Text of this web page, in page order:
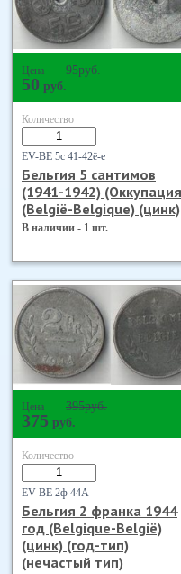
Цена 95руб.
50 руб.
Количество
EV-BE 5с 41-42ё-е
Бельгия 5 сантимов
(1941-1942)
(Belgiё-Belgique) (цинк)
В наличии - 1 шт.
Цена 395руб.
375 руб.
Количество
EV-BE 2ф 44А
Бельгия 2 франка 1944
год (Belgique-Belgiё)
(цинк) (год-тип)
(нечастый тип)